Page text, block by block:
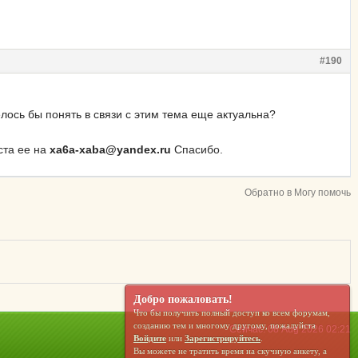
#190
бы понять в связи с этим тема еще актуальна?
ее на xa6a-xaba@yandex.ru Спасибо.
Обратно в Могу помочь
Сейчас: 08 Aug 2026 02:21
Добро пожаловать!
Что бы получить полный доступ ко всем форумам,
созданию тем и многому другому, пожалуйста
Войдите или Зарегистрируйтесь.
Вы можете не тратить время на скучную анкету, а